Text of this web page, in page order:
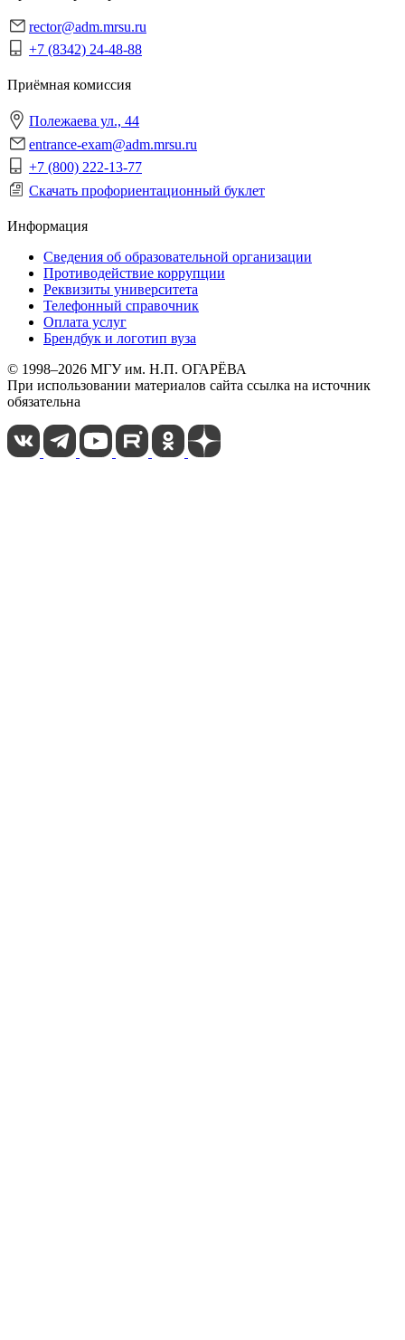
rector@adm.mrsu.ru
+7 (8342) 24-48-88
Приёмная комиссия
Полежаева ул., 44
entrance-exam@adm.mrsu.ru
+7 (800) 222-13-77
Скачать профориентационный буклет
Информация
Сведения об образовательной организации
Противодействие коррупции
Реквизиты университета
Телефонный справочник
Оплата услуг
Брендбук и логотип вуза
© 1998–2026 МГУ им. Н.П. ОГАРЁВА
При использовании материалов сайта ссылка на источник
обязательна